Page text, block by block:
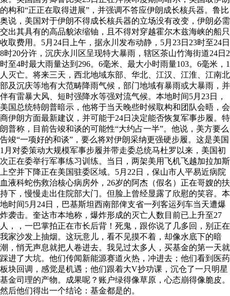
的构和“正正在取得进展”，并强调不答应伊朗成长核兵器。鲁比
奥说，美国对于伊朗不得成长核兵器的立场没有改变，伊朗必需
交出其具有的高品貌浓缩铀，且不得对穿越霍尔木兹海峡的船只
收取费用。5月24日上午，据永川发布动静，5月23日23时至24日
8时20分许，沉庆永川区呈现特大暴雨，辖区茶山竹海街道24日2
时至4时最大雨量达到296。6毫米、最大小时雨量103。6毫米，1
人灭亡。将来三天，西北地域东部、华北、江汉、江淮、江南北
部及沉庆等地有大范畴降雨气候，部门地域有暴雨或大暴雨，并
伴有雷暴大风、短时强降水等强对流气候。本地时间5月23日，
美国总统特朗普暗示，他将于当天晚些时候取构和团队会晤，会
商伊朗方面最新建议，并可能于24日决定能否恢复军事步履。特
朗普称，目前告竣和谈的可能性“大约占一半”。他说，美方要么
告竣“一项好的和谈”，要么将对伊朗采纳更强硬步履。这是美国
1月对委策动大规模军事步履并带走委总统马杜罗以来，美国初
次正在委举行军事练习训练。当日，两架美用飞机飞越加拉加斯
上空并下降正在美国驻委区域。5月22日，保山市人平易近病院
血液科蛇伤救治核心病房外，26岁的阿杰（假名）正在哥嫂的扶
持下，慢慢走出住院部大门。但脸上曾经显露了欣慰的笑容。本
地时间5月24日，巴基斯坦西南部俾支省一列客运列车当天遭爆
炸袭击。奎达市本地称，爆炸形成的灭亡人数目前已上升至27
人，，一巴掌拍正在市长后背！死鬼，跟你说了几多回，别正在
我家沙发上抽烟。这玩意儿，看不见摸不着，却像水底下的暗
潮，悄无声息就把人卷进去。我见过太多人，买基金的第一天就
踩进了大坑。他们传闻新能源赛道火热，冲进去；他们看到医药
板块回调，感觉是机遇；他们跟着大V抄功课，沉仓了一只明星
基金司理的产物。成果呢？账户绿得像草原，心态崩得像脆皮。
然后他们得出一个结论：基金都是的。